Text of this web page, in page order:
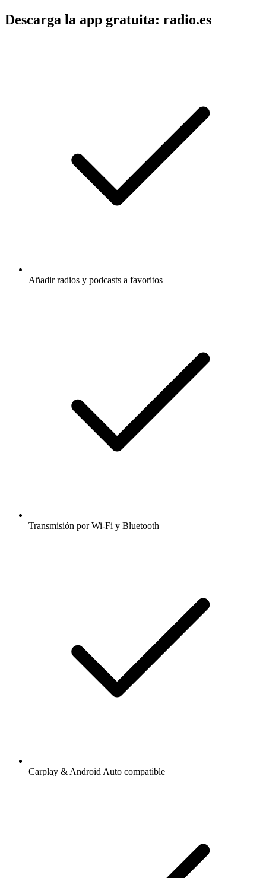
Descarga la app gratuita: radio.es
Añadir radios y podcasts a favoritos
Transmisión por Wi-Fi y Bluetooth
Carplay & Android Auto compatible